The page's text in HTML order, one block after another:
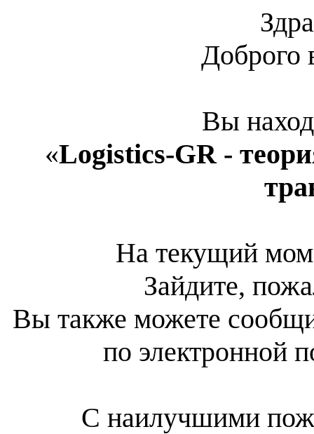
Доброго
Вы
«Logistics-GR -
На текущий
Зайдите,
Вы также можете
по электронной
С наилучшими